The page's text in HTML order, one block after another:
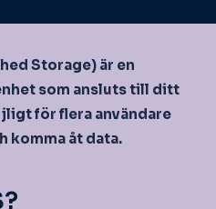
Storage) är en
som ansluts till ditt
för flera användare
komma åt data.